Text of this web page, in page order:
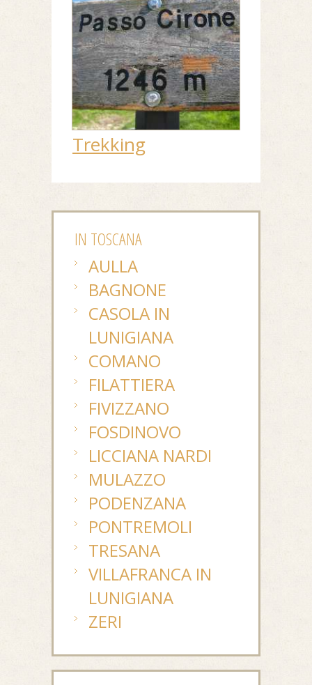
Trekking
IN TOSCANA
AULLA
BAGNONE
CASOLA IN
LUNIGIANA
COMANO
FILATTIERA
FIVIZZANO
FOSDINOVO
LICCIANA NARDI
MULAZZO
PODENZANA
PONTREMOLI
TRESANA
VILLAFRANCA IN
LUNIGIANA
ZERI